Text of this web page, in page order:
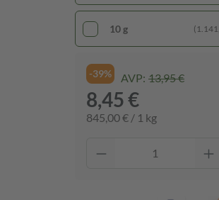
10 g
-39% AVP: 13,95 €
8,45 €
845,00 € / 1 kg